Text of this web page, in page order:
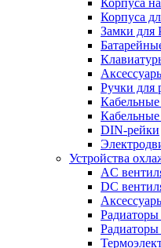
Корпуса
Замки для
Ручки для
DIN-рейки
Устройства
AC
DC
Радиаторы